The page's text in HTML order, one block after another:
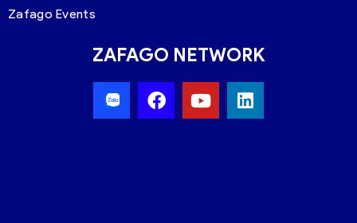
Zafago Events
ZAFAGO NETWORK